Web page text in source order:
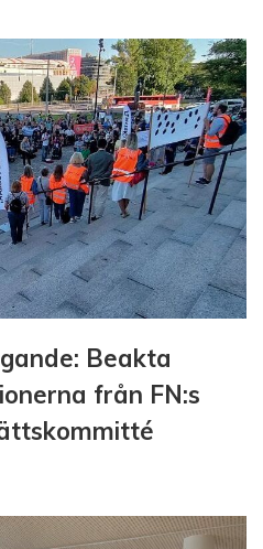
Beakta
från FN:s